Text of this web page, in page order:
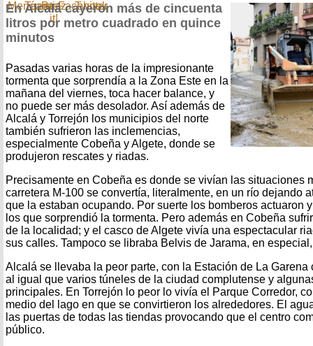
En Alcalá cayeron más de cincuenta
litros por metro cuadrado en quince
minutos
Pasadas varias horas de la impresionante
tormenta que sorprendía a la Zona Este en la
mañana del viernes, toca hacer balance, y
no puede ser más desolador. Así además de
Alcalá y Torrejón los municipios del norte
también sufrieron las inclemencias,
especialmente Cobeña y Algete, donde se
produjeron rescates y riadas.
Precisamente en Cobeña es donde se vivían las situaciones
carretera M-100 se convertía, literalmente, en un río dejando
que la estaban ocupando. Por suerte los bomberos actuaron
los que sorprendió la tormenta. Pero además en Cobeña
de la localidad; y el casco de Algete vivía una espectacular
sus calles. Tampoco se libraba Belvis de Jarama, en
Alcalá se llevaba la peor parte, con la Estación de La
al igual que varios túneles de la ciudad complutense y
principales. En Torrejón lo peor lo vivía el Parque Corredor,
medio del lago en que se convirtieron los alrededores. El
las puertas de todas las tiendas provocando que el centro
público.